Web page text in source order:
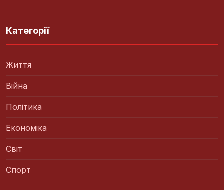
Категорії
Життя
Війна
Політика
Економіка
Світ
Спорт